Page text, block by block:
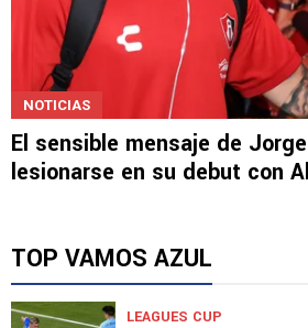
NOTICIAS
El sensible mensaje de
lesionarse en su debut con
TOP VAMOS AZUL
LEAGUES CUP